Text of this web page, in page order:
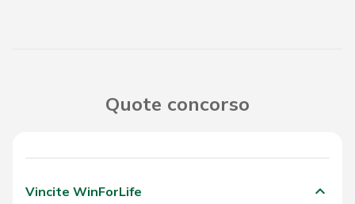
Quote concorso
Vincite WinForLife keyboard_arrow_down